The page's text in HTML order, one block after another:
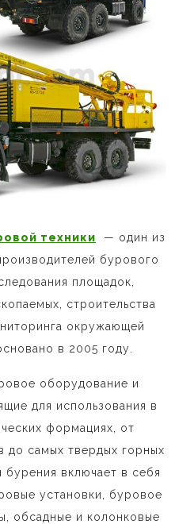
техники — один из
бурового
площадок,
строительства
окружающей
в 2005 году.
оборудование и
для использования в
формациях, от
до самых твердых горных
включает в себя
установки, буровое
обсадные и колонковые